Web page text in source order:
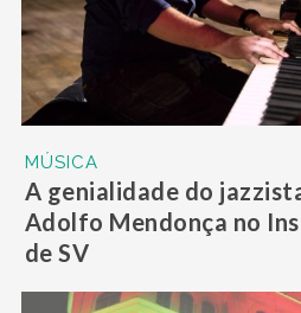
MÚSICA
A genialidade do
Adolfo Mendonça no
de SV